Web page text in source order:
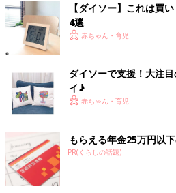
【ダイソー】これは買
4選
赤ちゃん・育児
ダイソーで支援！大注
イ♪
赤ちゃん・育児
もらえる年金25万円以
PR(くらしの話題)